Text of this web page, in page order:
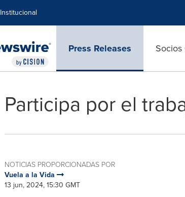
Institucional
Press Releases
Participa por el
NOTICIAS PROPORCIONADAS POR
Vuela a la Vida
13 jun, 2024, 15:30 GMT